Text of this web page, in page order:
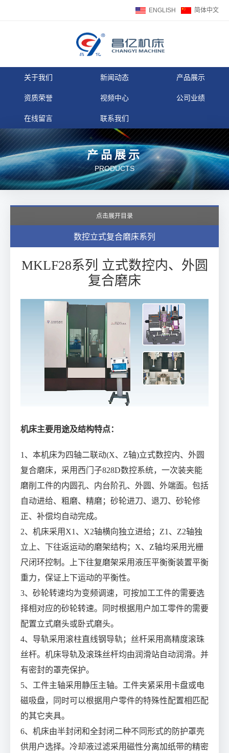
ENGLISH 简体中文
关于我们 新闻动态 产品展示
资质荣誉 视频中心 公司业绩
在线留言 联系我们
产品展示
PRODUCTS
点击展开目录
数控立式复合磨床系列
MKLF28系列 立式数控内、外圆
复合磨床
机床主要用途及结构特点：
1、本机床为四轴二联动(X、Z轴)立式数控内、外圆
复合磨床，采用西门子828D数控系统，一次装夹能
磨削工件的内圆孔、内台阶孔、外圆、外端面。包括
自动进给、粗磨、精磨；砂轮进刀、退刀、砂轮修
正、补偿均自动完成。
2、机床采用X1、X2轴横向独立进给；Z1、Z2轴独
立上、下往返运动的磨架结构；X、Z轴均采用光栅
尺闭环控制。上下往复磨架采用液压平衡衡装置平衡
重力，保证上下运动的平衡性。
3、砂轮转速均为变频调速，可按加工工件的需要选
择相对应的砂轮转速。同时根据用户加工零件的需要
配置立式磨头或卧式磨头。
4、导轨采用滚柱直线钢导轨；丝杆采用高精度滚珠
丝杆。机床导轨及滚珠丝杆均由润滑站自动润滑。并
有密封的罩壳保护。
5、工件主轴采用静压主轴。工件夹紧采用卡盘或电
磁吸盘，同时可以根据用户零件的特殊性配置相匹配
的其它夹具。
6、机床由半封闭和全封闭二种不同形式的防护罩壳
供用户选择。冷却液过滤采用磁性分离加纸带的精密